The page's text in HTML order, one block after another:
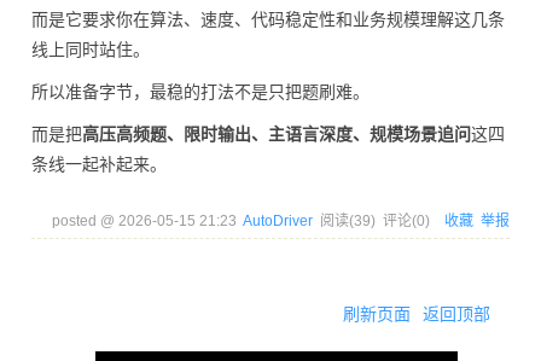
而是它要求你在算法、速度、代码稳定性和业务规模理解这几条
线上同时站住。
所以准备字节，最稳的打法不是只把题刷难。
而是把高压高频题、限时输出、主语言深度、规模场景追问这四
条线一起补起来。
posted @ 2026-05-15 21:23 AutoDriver 阅读(39) 评论(0) 收藏 举报
刷新页面 返回顶部